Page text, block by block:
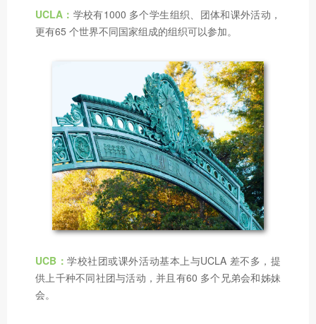
UCLA： 学校有1000 多个学生组织、团体和课外活动，
更有65 个世界不同国家组成的组织可以参加。
UCB：学校社团或课外活动基本上与UCLA 差不多，提
供上千种不同社团与活动，并且有60 多个兄弟会和姊妹
会。